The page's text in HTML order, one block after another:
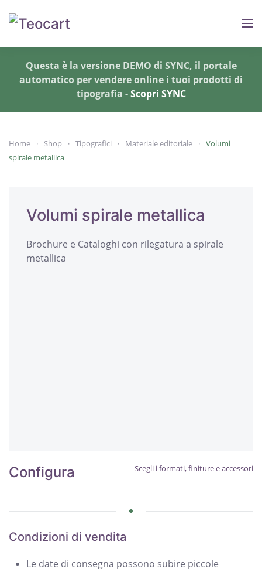
Skip to main content
Questa è la versione DEMO di SYNC, il portale
automatico per vendere online i tuoi prodotti di
tipografia -Scopri SYNC
Home Shop Tipografici Materiale editoriale
Volumi
spirale metallica
Volumi spirale metallica
Brochure e Cataloghi con rilegatura a spirale
metallica
Configura Scegli i formati, finiture e accessori
Condizioni di vendita
Le date di consegna possono subire piccole